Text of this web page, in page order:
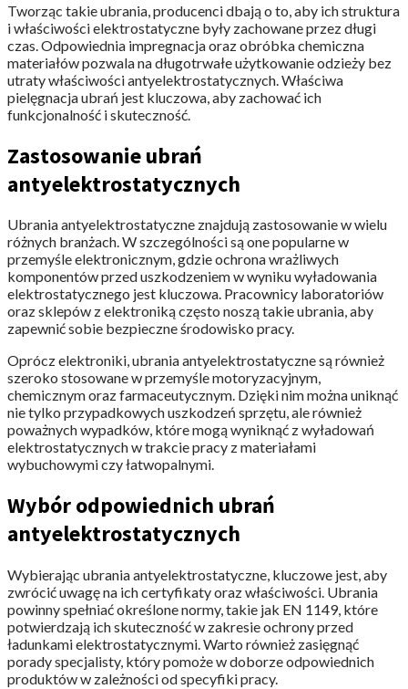
Tworząc takie ubrania, producenci dbają o to, aby ich struktura
i właściwości elektrostatyczne były zachowane przez długi
czas. Odpowiednia impregnacja oraz obróbka chemiczna
materiałów pozwala na długotrwałe użytkowanie odzieży bez
utraty właściwości antyelektrostatycznych. Właściwa
pielęgnacja ubrań jest kluczowa, aby zachować ich
funkcjonalność i skuteczność.
Zastosowanie ubrań
antyelektrostatycznych
Ubrania antyelektrostatyczne znajdują zastosowanie w wielu
różnych branżach. W szczególności są one popularne w
przemyśle elektronicznym, gdzie ochrona wrażliwych
komponentów przed uszkodzeniem w wyniku wyładowania
elektrostatycznego jest kluczowa. Pracownicy laboratoriów
oraz sklepów z elektroniką często noszą takie ubrania, aby
zapewnić sobie bezpieczne środowisko pracy.
Oprócz elektroniki, ubrania antyelektrostatyczne są również
szeroko stosowane w przemyśle motoryzacyjnym,
chemicznym oraz farmaceutycznym. Dzięki nim można uniknąć
nie tylko przypadkowych uszkodzeń sprzętu, ale również
poważnych wypadków, które mogą wyniknąć z wyładowań
elektrostatycznych w trakcie pracy z materiałami
wybuchowymi czy łatwopalnymi.
Wybór odpowiednich ubrań
antyelektrostatycznych
Wybierając ubrania antyelektrostatyczne, kluczowe jest, aby
zwrócić uwagę na ich certyfikaty oraz właściwości. Ubrania
powinny spełniać określone normy, takie jak EN 1149, które
potwierdzają ich skuteczność w zakresie ochrony przed
ładunkami elektrostatycznymi. Warto również zasięgnąć
porady specjalisty, który pomoże w doborze odpowiednich
produktów w zależności od specyfiki pracy.